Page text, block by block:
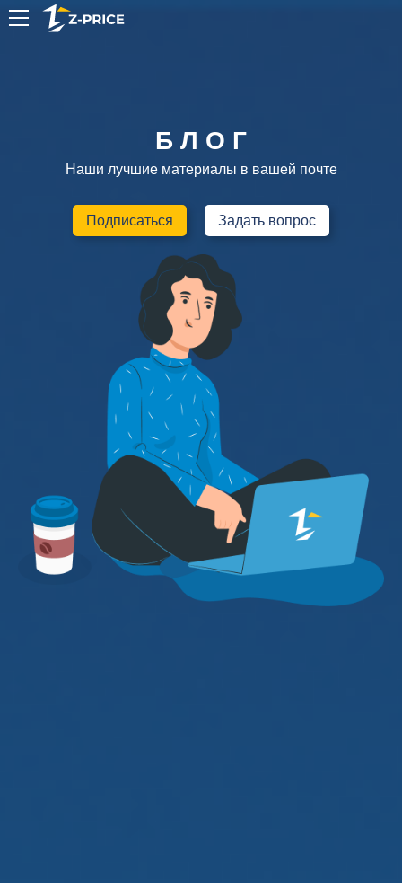
Б Л О Г
Наши лучшие материалы в вашей почте
Подписаться Задать вопрос